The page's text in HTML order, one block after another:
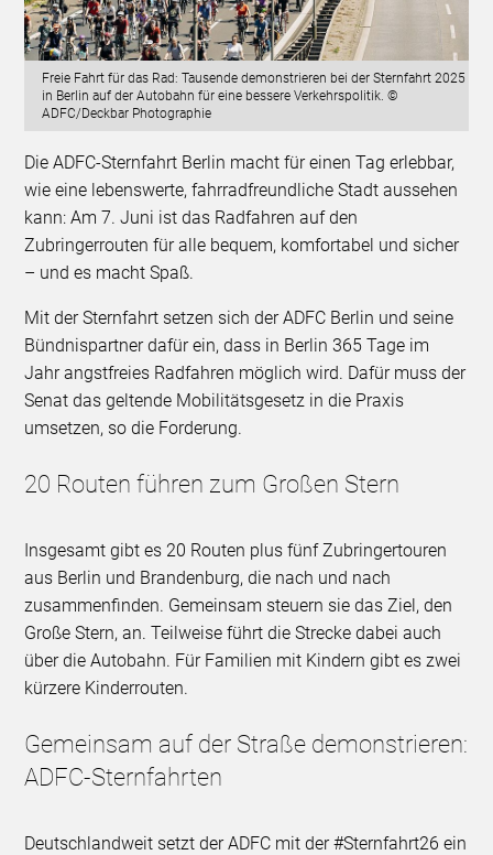
Freie Fahrt für das Rad: Tausende demonstrieren bei der Sternfahrt 2025
in Berlin auf der Autobahn für eine bessere Verkehrspolitik. ©
ADFC/Deckbar Photographie
Die ADFC-Sternfahrt Berlin macht für einen Tag erlebbar,
wie eine lebenswerte, fahrradfreundliche Stadt aussehen
kann: Am 7. Juni ist das Radfahren auf den
Zubringerrouten für alle bequem, komfortabel und sicher
– und es macht Spaß.
Mit der Sternfahrt setzen sich der ADFC Berlin und seine
Bündnispartner dafür ein, dass in Berlin 365 Tage im
Jahr angstfreies Radfahren möglich wird. Dafür muss der
Senat das geltende Mobilitätsgesetz in die Praxis
umsetzen, so die Forderung.
20 Routen führen zum Großen Stern
Insgesamt gibt es 20 Routen plus fünf Zubringertouren
aus Berlin und Brandenburg, die nach und nach
zusammenfinden. Gemeinsam steuern sie das Ziel, den
Große Stern, an. Teilweise führt die Strecke dabei auch
über die Autobahn. Für Familien mit Kindern gibt es zwei
kürzere Kinderrouten.
Gemeinsam auf der Straße demonstrieren:
ADFC-Sternfahrten
Deutschlandweit setzt der ADFC mit der #Sternfahrt26 ein